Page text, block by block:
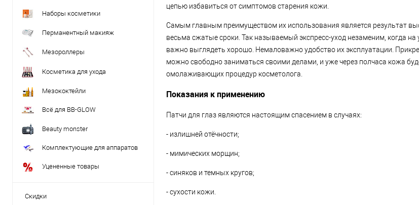
Наборы косметики
Перманентный макияж
Мезороллеры
Косметика для ухода
Мезококтейли
Всё для BB-GLOW
Beauty monster
Комплектующие для аппаратов
Уцененные товары
Скидки
цепью избавиться от симптомов старения кожи.
Самым главным преимуществом их использования является результат
весьма сжатые сроки. Так называемый экспресс-уход незаменим, когда на
важно выглядеть хорошо. Немаловажно удобство их эксплуатации.
можно свободно заниматься своими делами, и уже через полчаса кожа
омолаживающих процедур косметолога.
Показания к применению
Патчи для глаз являются настоящим спасением в случаях:
- излишней отёчности;
- мимических морщин;
- синяков и темных кругов;
- сухости кожи.